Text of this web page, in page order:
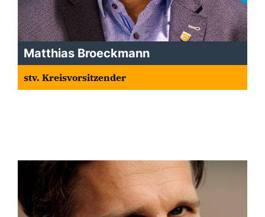
Matthias Broeckmann
stv. Kreisvorsitzender